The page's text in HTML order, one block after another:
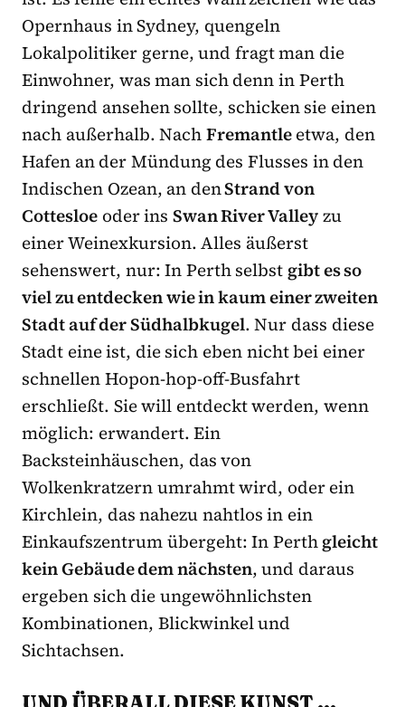
Opernhaus in Sydney, quengeln
Lokalpolitiker gerne, und fragt man die
Einwohner, was man sich denn in Perth
dringend ansehen sollte, schicken sie einen
nach außerhalb. NachFremantleetwa, den
Hafen an der Mündung des Flusses in den
Indischen Ozean, an denStrand von
Cottesloe oder ins Swan River Valleyzu
einer Weinexkursion. Alles äußerst
sehenswert, nur: In Perth selbst gibt es so
viel zu entdecken wie in kaum einer zweiten
Stadt auf der Südhalbkugel. Nur dass diese
Stadt eine ist, die sich eben nicht bei einer
schnellen Hopon-hop-off-Busfahrt
erschließt. Sie will entdeckt werden, wenn
möglich: erwandert. Ein
Backsteinhäuschen, das von
Wolkenkratzern umrahmt wird, oder ein
Kirchlein, das nahezu nahtlos in ein
Einkaufszentrum übergeht: In Perthgleicht
kein Gebäude dem nächsten, und daraus
ergeben sich die ungewöhnlichsten
Kombinationen, Blickwinkel und
Sichtachsen.
UND ÜBERALL DIESE KUNST …